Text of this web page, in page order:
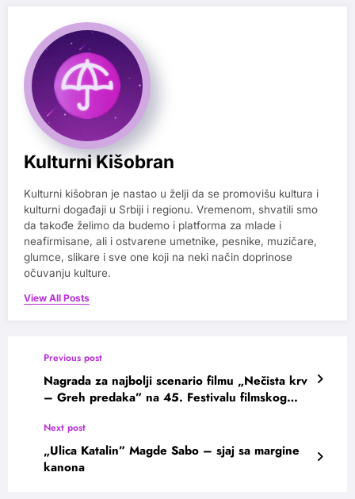
Kulturni Kišobran
Kulturni kišobran je nastao u želji da se promovišu kultura i
kulturni događaji u Srbiji i regionu. Vremenom, shvatili smo
da takođe želimo da budemo i platforma za mlade i
neafirmisane, ali i ostvarene umetnike, pesnike, muzičare,
glumce, slikare i sve one koji na neki način doprinose
očuvanju kulture.
View All Posts
Previous post
Nagrada za najbolji scenario filmu „Nečista krv
– Greh predaka” na 45. Festivalu filmskog
Next post
„Ulica Katalin” Magde Sabo – sjaj sa margine
kanona